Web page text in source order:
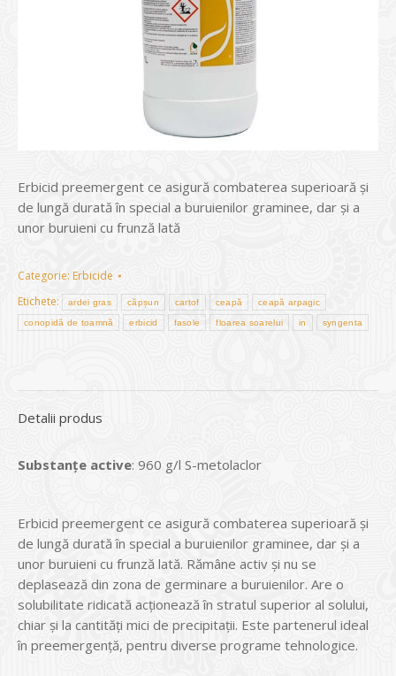
Erbicid preemergent ce asigură combaterea superioară şi
de lungă durată în special a buruienilor graminee, dar şi a
unor buruieni cu frunză lată
Categorie: Erbicide
Etichete:
ardei gras căpșun cartof ceapă ceapă arpagic
conopidă de toamnă erbicid fasole floarea soarelui in syngenta
Detalii produs
Substanțe active: 960 g/l S-metolaclor
Erbicid preemergent ce asigură combaterea superioară şi
de lungă durată în special a buruienilor graminee, dar şi a
unor buruieni cu frunză lată. Rămâne activ şi nu se
deplasează din zona de germinare a buruienilor. Are o
solubilitate ridicată acţionează în stratul superior al solului,
chiar şi la cantităţi mici de precipitaţii. Este partenerul ideal
în preemergenţă, pentru diverse programe tehnologice.